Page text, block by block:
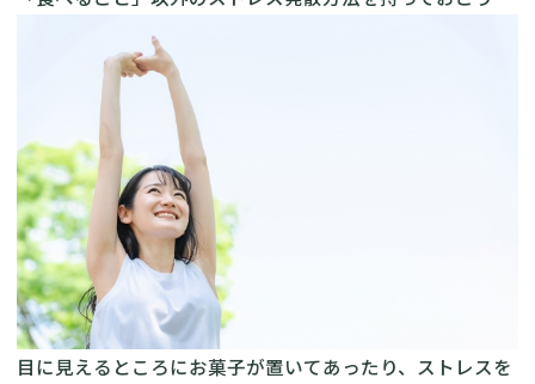
目に見えるところにお菓子が置いてあったり、ストレスを